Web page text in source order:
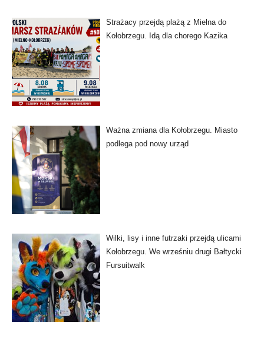
Strażacy przejdą plażą z Mielna do
Kołobrzegu. Idą dla chorego Kazika
Ważna zmiana dla Kołobrzegu. Miasto
podlega pod nowy urząd
Wilki, lisy i inne futrzaki przejdą ulicami
Kołobrzegu. We wrześniu drugi Bałtycki
Fursuitwalk